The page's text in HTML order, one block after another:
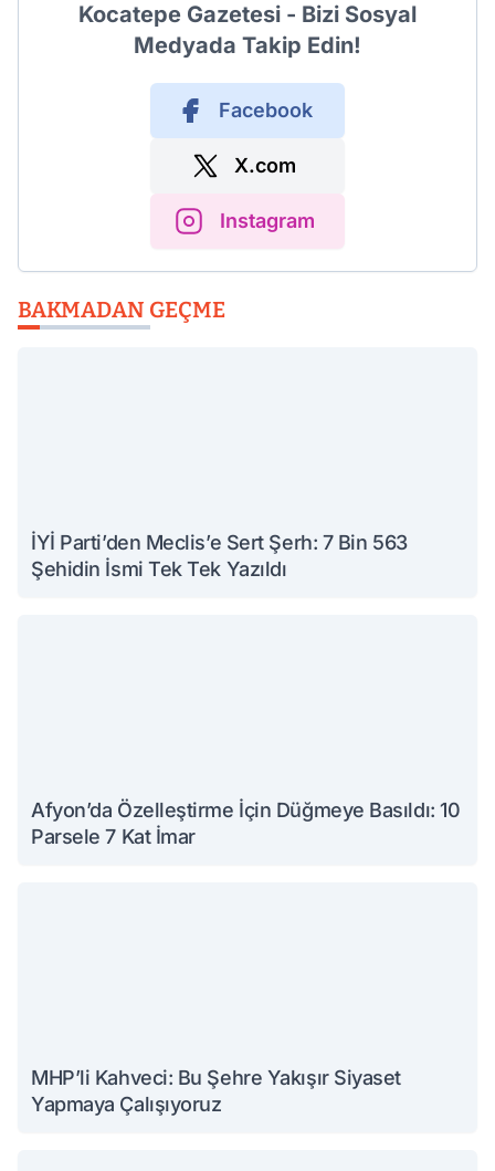
Kocatepe Gazetesi - Bizi Sosyal
Medyada Takip Edin!
Facebook
X.com
Instagram
BAKMADAN GEÇME
İYİ Parti’den Meclis’e Sert Şerh: 7 Bin 563
Şehidin İsmi Tek Tek Yazıldı
Afyon’da Özelleştirme İçin Düğmeye Basıldı: 10
Parsele 7 Kat İmar
MHP’li Kahveci: Bu Şehre Yakışır Siyaset
Yapmaya Çalışıyoruz